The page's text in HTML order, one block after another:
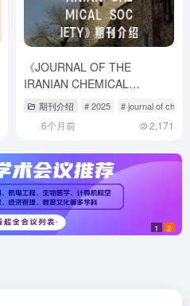
《JOURNAL OF THE
IRANIAN CHEMICAL
SOCIETY》期刊介绍与投稿策
期刊介绍 # 2025 # journal of
6个月前 2,171
1 2